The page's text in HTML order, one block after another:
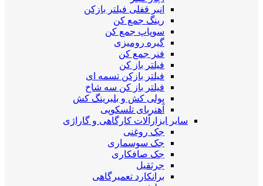
انبر قفلی فیلتر بازکن
رینگ جمع کن
سوپاپ جمع کن
گیره رومیزی
فنر جمع کن
فیلتر باز کن
فیلتر بازکن تسمه ای
فیلتر باز کن سه شاخ
پولی کش و بلبرینگ کش
آهنربای تلسکوپی
سایر ابزارآلات کارگاهی و گاراژی
جک روغنی
جک سوسماری
جک صافکاری
جرثقیل
برانکارد تعمیرگاهی